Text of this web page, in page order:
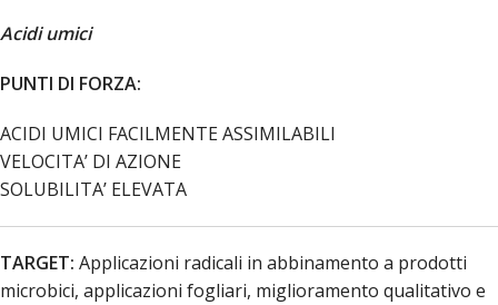
Acidi umici
PUNTI DI FORZA:
ACIDI UMICI FACILMENTE ASSIMILABILI
VELOCITA’ DI AZIONE
SOLUBILITA’ ELEVATA
TARGET: Applicazioni radicali in abbinamento a prodotti
microbici, applicazioni fogliari, miglioramento qualitativo e